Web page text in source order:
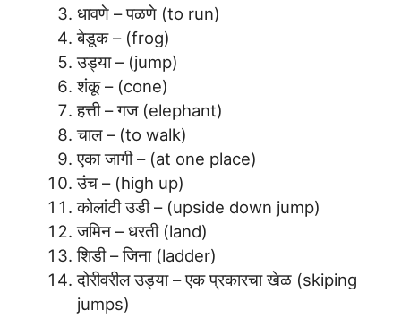
धावणे – पळणे (to run)
बेडूक – (frog)
उड्या – (jump)
शंकू – (cone)
हत्ती – गज (elephant)
चाल – (to walk)
एका जागी – (at one place)
उंच – (high up)
कोलांटी उडी – (upside down jump)
जमिन – धरती (land)
शिडी – जिना (ladder)
दोरीवरील उड्या – एक प्रकारचा खेळ (skiping
jumps)